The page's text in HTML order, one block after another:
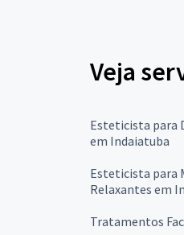
Veja
Esteticista para
em Indaiatuba
Esteticista para
Relaxantes em
Tratamentos